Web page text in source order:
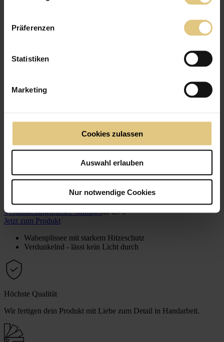
Präferenzen
Statistiken
Marketing
Cookies zulassen
Auswahl erlauben
Nur notwendige Cookies
TOP · Preis/Leistung Verdunkelnd
Verdunkelungs­plissee Santiagoab 69 €
Jetzt zum Produkt
Wabenplissee mit starkem Hitzeschutz
Verdunkelnd - lässt kein Licht durch
Höchste Qualität
Wir fertigen dein Produkt mit Liebe zum Detail in Handarbeit.